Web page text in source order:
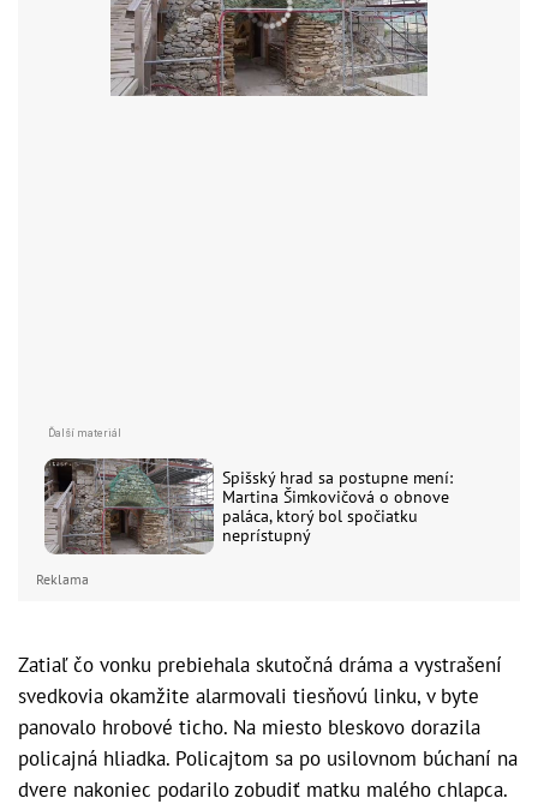
Spišský hrad sa postupne mení:
Martina Šimkovičová o obnove
paláca, ktorý bol spočiatku
neprístupný
Reklama
Zatiaľ čo vonku prebiehala skutočná dráma a vystrašení
svedkovia okamžite alarmovali tiesňovú linku, v byte
panovalo hrobové ticho. Na miesto bleskovo dorazila
policajná hliadka. Policajtom sa po usilovnom búchaní na
dvere nakoniec podarilo zobudiť matku malého chlapca.